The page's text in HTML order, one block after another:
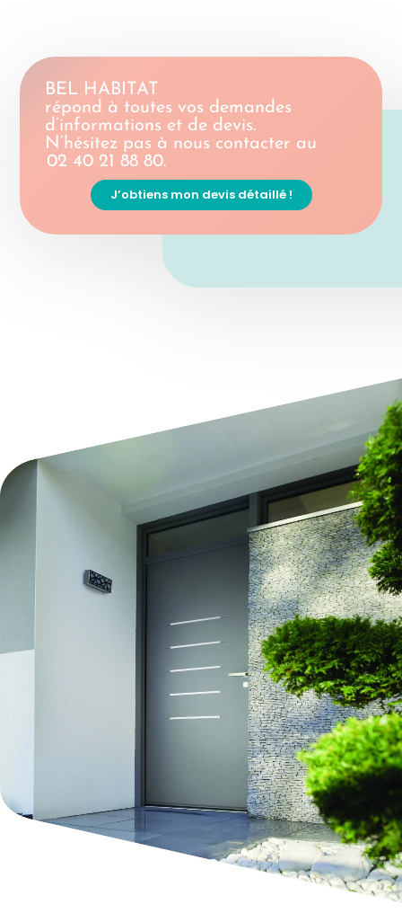
BEL HABITAT
répond à toutes vos demandes
d’informations et de devis.
N’hésitez pas à nous contacter au
02 40 21 88 80.
J’obtiens mon devis détaillé !